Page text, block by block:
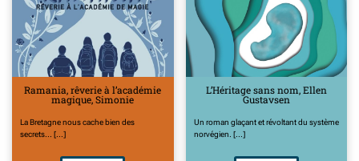
Ramania, rêverie à l’académie
magique, Simonie
La Bretagne nous cache bien des
secrets... [...]
L’Héritage sans nom, Ellen
Gustavsen
Un roman glaçant et révoltant du système
norvégien. [...]